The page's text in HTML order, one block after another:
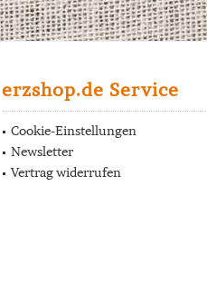
erzshop.de Service
Cookie-Einstellungen
Newsletter
Vertrag widerrufen